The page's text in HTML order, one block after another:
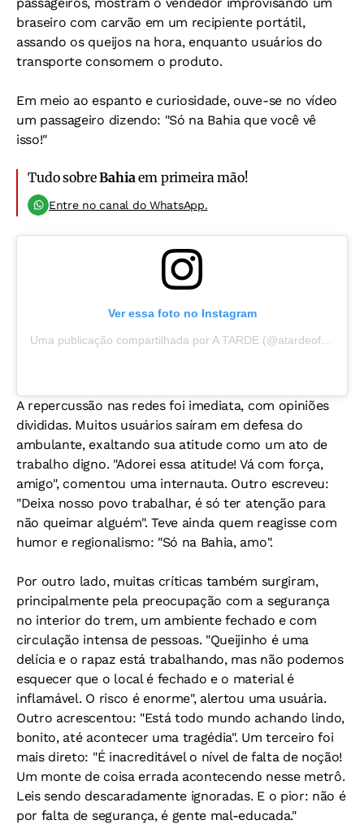
braseiro com carvão em um recipiente portátil,
assando os queijos na hora, enquanto usuários do
transporte consomem o produto.
Em meio ao espanto e curiosidade, ouve-se no vídeo
um passageiro dizendo: "Só na Bahia que você vê
isso!"
Tudo sobreBahiaem primeira mão!
Entre no canal do WhatsApp.
Ver essa foto no Instagram
Uma publicação compartilhada por A TARDE (@atardeoficial)
A repercussão nas redes foi imediata, com opiniões
divididas. Muitos usuários saíram em defesa do
ambulante, exaltando sua atitude como um ato de
trabalho digno. "Adorei essa atitude! Vá com força,
amigo", comentou uma internauta. Outro escreveu:
"Deixa nosso povo trabalhar, é só ter atenção para
não queimar alguém". Teve ainda quem reagisse com
humor e regionalismo: "Só na Bahia, amo".
Por outro lado, muitas críticas também surgiram,
principalmente pela preocupação com a segurança
no interior do trem, um ambiente fechado e com
circulação intensa de pessoas. "Queijinho é uma
delícia e o rapaz está trabalhando, mas não podemos
esquecer que o local é fechado e o material é
inflamável. O risco é enorme", alertou uma usuária.
Outro acrescentou: "Está todo mundo achando lindo,
bonito, até acontecer uma tragédia". Um terceiro foi
mais direto: "É inacreditável o nível de falta de noção!
Um monte de coisa errada acontecendo nesse metrô.
Leis sendo descaradamente ignoradas. E o pior: não é
por falta de segurança, é gente mal-educada."